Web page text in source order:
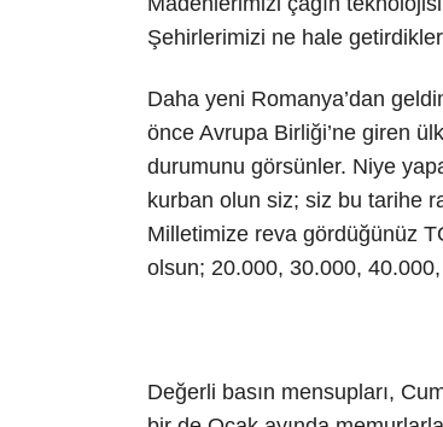
Şehirlerimizi ne hale
Daha yeni Romanya’dan
önce Avrupa Birliği’ne giren
durumunu görsünler. Niye
kurban olun siz; siz bu tarihe
Milletimize reva gördüğünüz
olsun; 20.000, 30.000,
Değerli basın mensupları,